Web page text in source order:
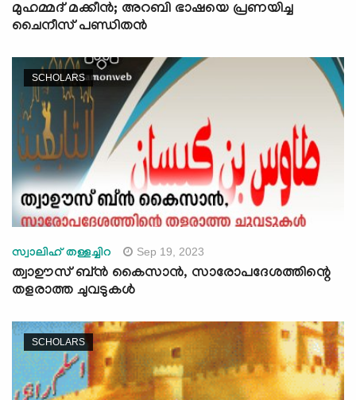
മുഹമ്മദ് മക്കീൻ; അറബി ഭാഷയെ പ്രണയിച്ച
ചൈനീസ് പണ്ഡിതൻ
SCHOLARS
സ്വാലിഹ് തള്ളച്ചിറ Sep 19, 2023
ത്വാഊസ് ബ്ൻ കൈസാൻ, സാരോപദേശത്തിന്റെ
തളരാത്ത ചുവടുകള്‍
SCHOLARS